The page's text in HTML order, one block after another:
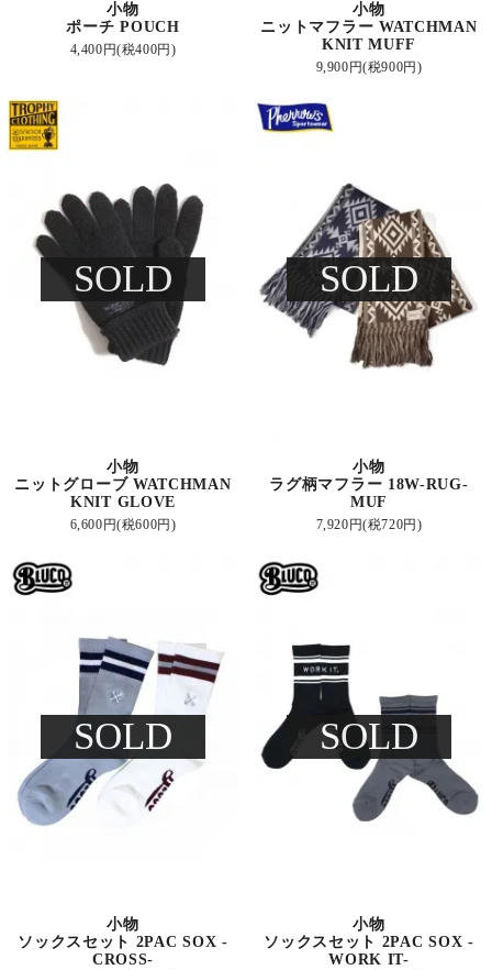
小物
ポーチ POUCH
4,400円(税400円)
小物
ニットマフラー WATCHMAN
KNIT MUFF
9,900円(税900円)
SOLD
小物
ニットグローブ WATCHMAN
KNIT GLOVE
6,600円(税600円)
SOLD
小物
ラグ柄マフラー 18W-RUG-
MUF
7,920円(税720円)
SOLD
小物
ソックスセット 2PAC SOX -
CROSS-
SOLD
小物
ソックスセット 2PAC SOX -
WORK IT-